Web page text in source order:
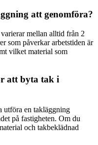
att genomföra?
mellan alltid från 2
som påverkar arbetstiden är
vilket material som
att byta tak i
utföra en takläggning
på fastigheten. Om du
och takbeklädnad